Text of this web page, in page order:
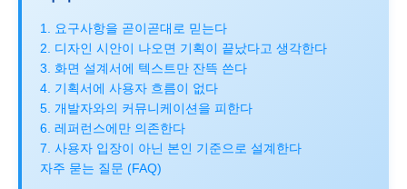
1. 요구사항을 곧이곧대로 믿는다
2. 디자인 시안이 나오면 기획이 끝났다고 생각한다
3. 화면 설계서에 텍스트만 잔뜩 쓴다
4. 기획서에 사용자 흐름이 없다
5. 개발자와의 커뮤니케이션을 피한다
6. 레퍼런스에만 의존한다
7. 사용자 입장이 아닌 본인 기준으로 설계한다
자주 묻는 질문 (FAQ)